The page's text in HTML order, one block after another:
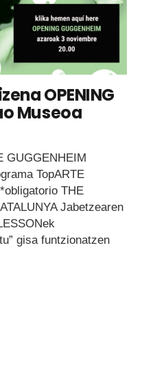
OPENING
Museoa
GUGGENHEIM
TopARTE
THE
Jabetzearen
gisa funtzionatzen